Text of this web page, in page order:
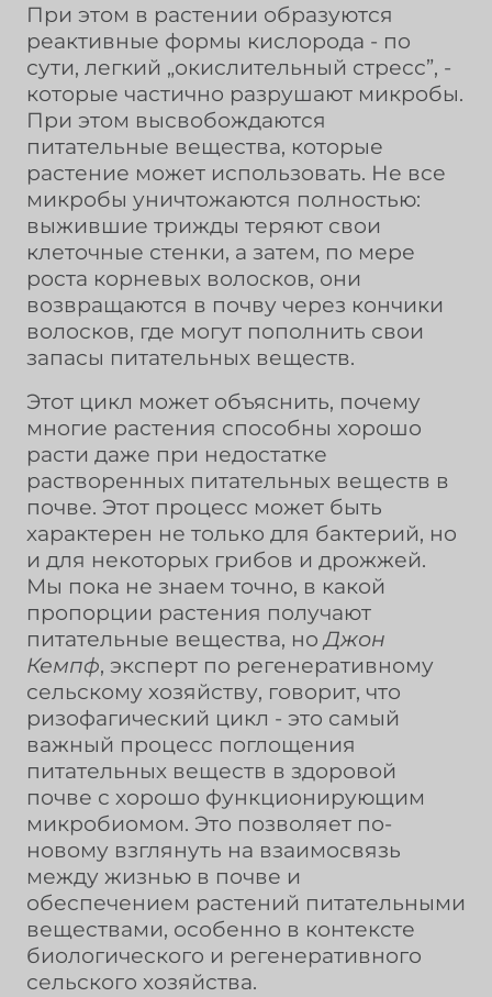
При этом в растении образуются
реактивные формы кислорода - по
сути, легкий „окислительный стресс”, -
которые частично разрушают микробы.
При этом высвобождаются
питательные вещества, которые
растение может использовать. Не все
микробы уничтожаются полностью:
выжившие трижды теряют свои
клеточные стенки, а затем, по мере
роста корневых волосков, они
возвращаются в почву через кончики
волосков, где могут пополнить свои
запасы питательных веществ.
Этот цикл может объяснить, почему
многие растения способны хорошо
расти даже при недостатке
растворенных питательных веществ в
почве. Этот процесс может быть
характерен не только для бактерий, но
и для некоторых грибов и дрожжей.
Мы пока не знаем точно, в какой
пропорции растения получают
питательные вещества, ноДжон
Кемпф, эксперт по регенеративному
сельскому хозяйству, говорит, что
ризофагический цикл - это самый
важный процесс поглощения
питательных веществ в здоровой
почве с хорошо функционирующим
микробиомом. Это позволяет по-
новому взглянуть на взаимосвязь
между жизнью в почве и
обеспечением растений питательными
веществами, особенно в контексте
биологического и регенеративного
сельского хозяйства.